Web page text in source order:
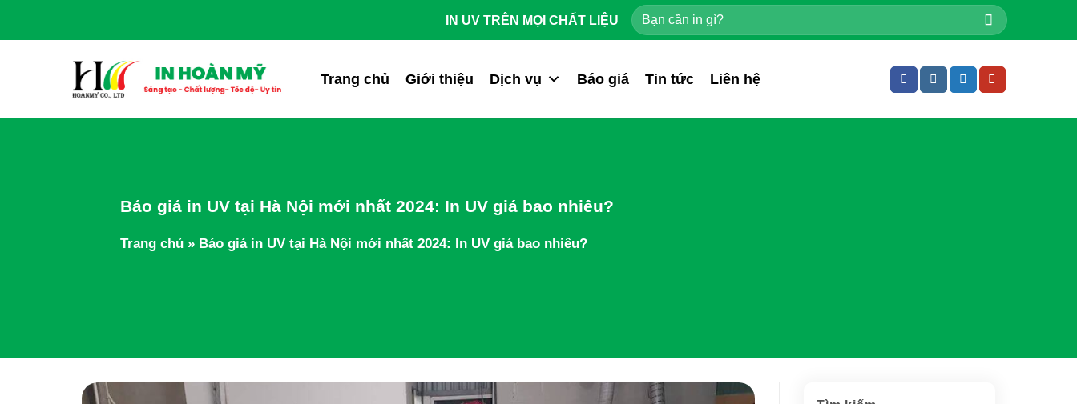
IN UV TRÊN MỌI CHẤT LIỆU
Trang chủ Giới thiệu Dịch vụ Báo giá Tin tức Liên hệ
Báo giá in UV tại Hà Nội mới nhất 2024: In UV giá bao nhiêu?
Trang chủ » Báo giá in UV tại Hà Nội mới nhất 2024: In UV giá bao nhiêu?